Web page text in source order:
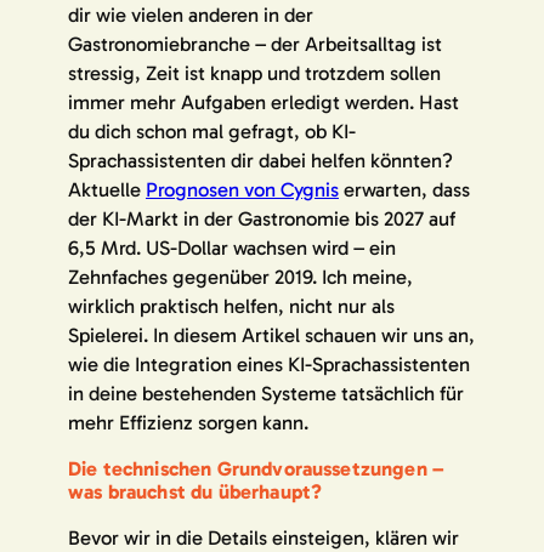
dir wie vielen anderen in der
Gastronomiebranche – der Arbeitsalltag ist
stressig, Zeit ist knapp und trotzdem sollen
immer mehr Aufgaben erledigt werden. Hast
du dich schon mal gefragt, ob KI-
Sprachassistenten dir dabei helfen könnten?
Aktuelle Prognosen von Cygnis erwarten, dass
der KI-Markt in der Gastronomie bis 2027 auf
6,5 Mrd. US-Dollar wachsen wird – ein
Zehnfaches gegenüber 2019. Ich meine,
wirklich praktisch helfen, nicht nur als
Spielerei. In diesem Artikel schauen wir uns an,
wie die Integration eines KI-Sprachassistenten
in deine bestehenden Systeme tatsächlich für
mehr Effizienz sorgen kann.
Die technischen Grundvoraussetzungen –
was brauchst du überhaupt?
Bevor wir in die Details einsteigen, klären wir